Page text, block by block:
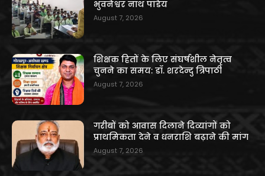
भुवनेश्वर नाथ पांडेय
August 7, 2026
शिक्षक हितों के लिए संघर्षशील नेतृत्व
चुनने का समय: डॉ. शरदेन्दु त्रिपाठी
August 7, 2026
गरीबों को आवास दिलाने दिव्यांगों को
प्राथमिकता देने व धनराशि बढ़ाने की मांग
August 7, 2026